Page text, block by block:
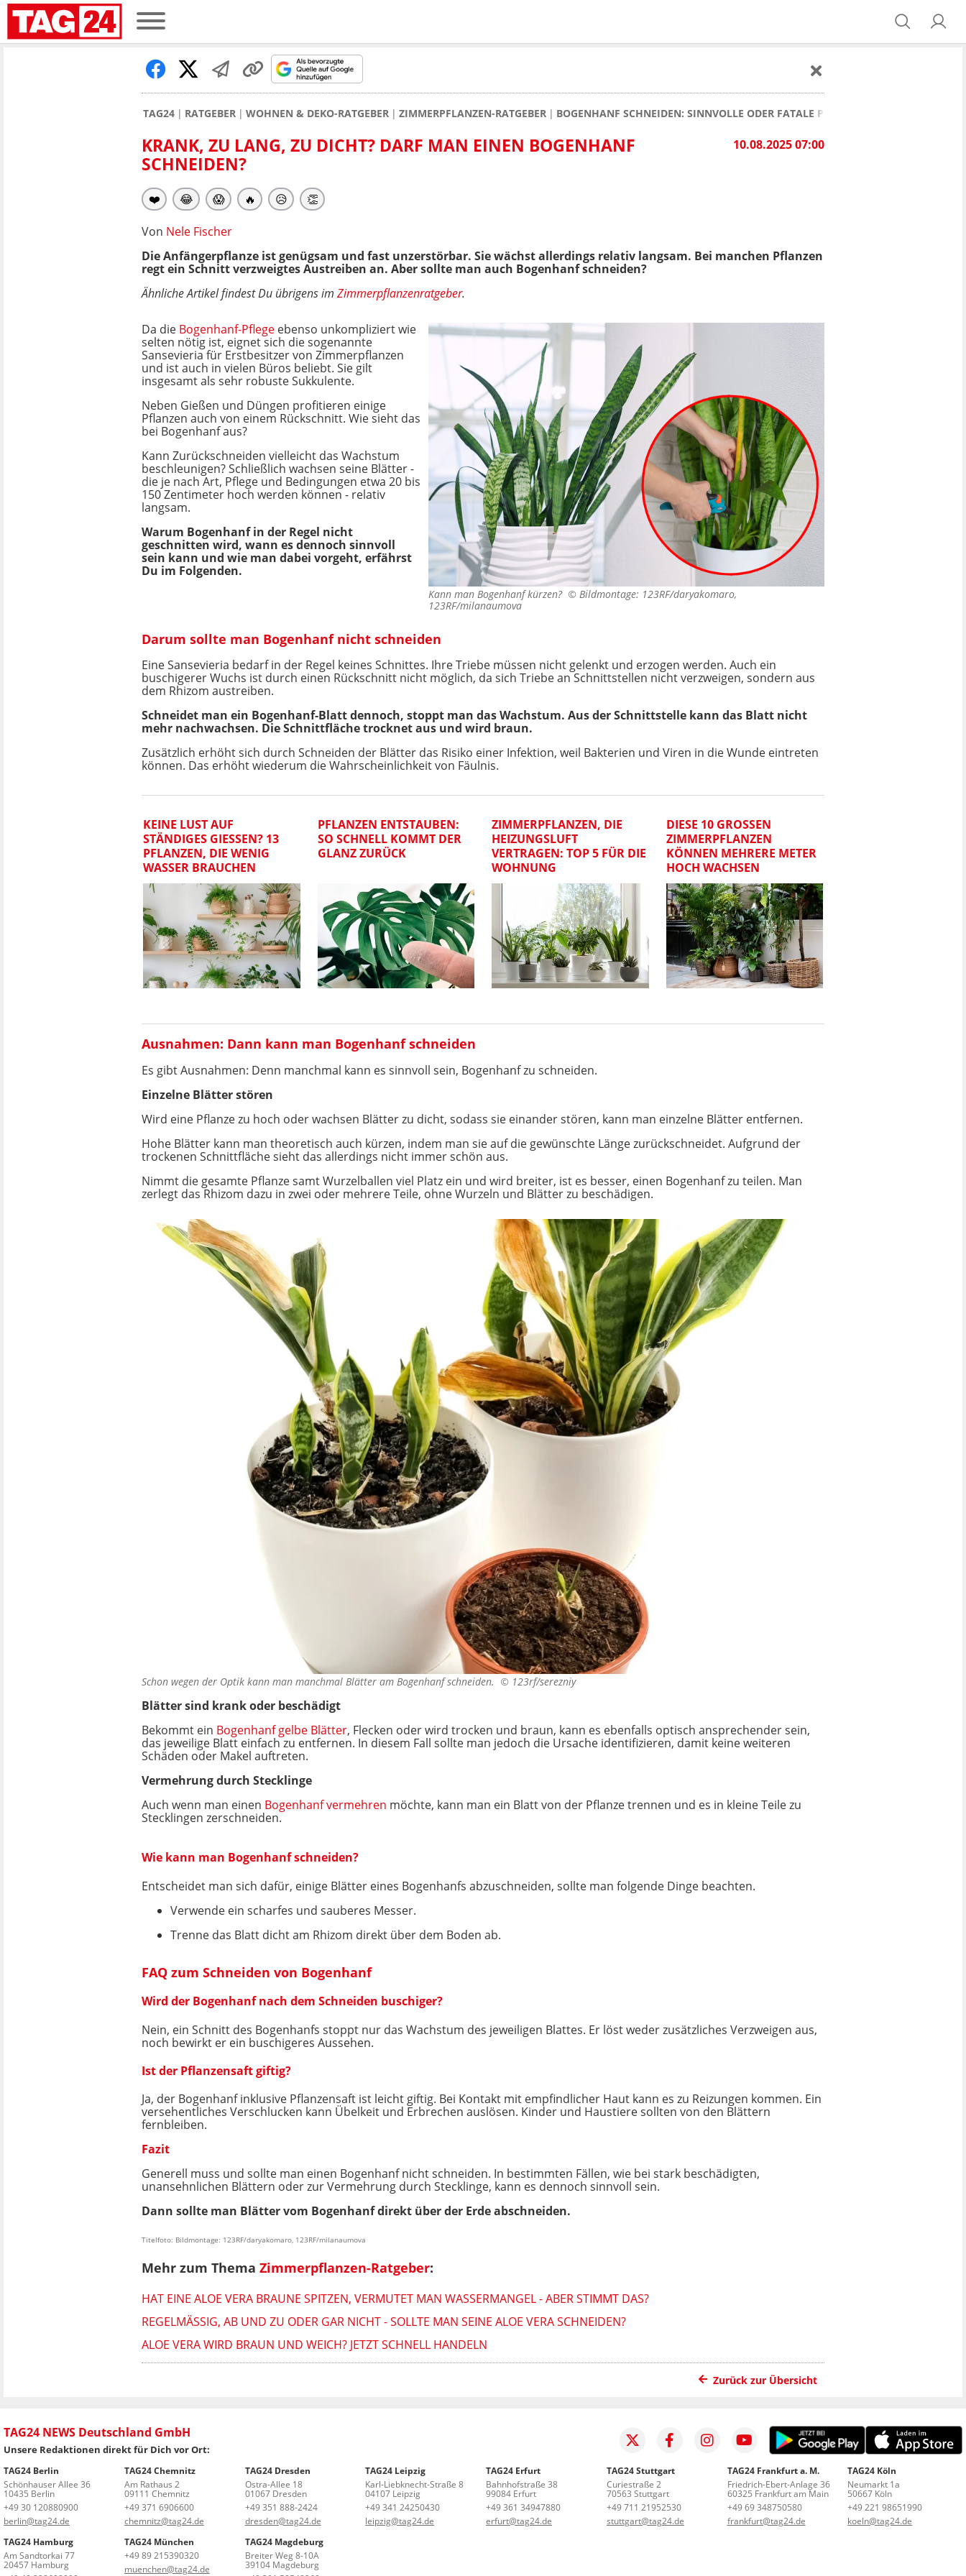
TAG24 RATGEBER WOHNEN & DEKO-RATGEBER ZIMMERPFLANZEN-RATGEBER BOGENHANF SCHNEIDEN: SINNVOLLE ODER FATALE PFLEGEMASSNAHME?
10.08.2025 07:00
KRANK, ZU LANG, ZU DICHT? DARF MAN EINEN BOGENHANF
SCHNEIDEN?
❤️ 😂 😱 🔥 😥 👏
Von Nele Fischer
Die Anfängerpflanze ist genügsam und fast unzerstörbar. Sie wächst allerdings relativ langsam. Bei manchen Pflanzen
regt ein Schnitt verzweigtes Austreiben an. Aber sollte man auch Bogenhanf schneiden?
Ähnliche Artikel findest Du übrigens im Zimmerpflanzenratgeber.
Kann man Bogenhanf kürzen? © Bildmontage: 123RF/daryakomaro,
123RF/milanaumova
Da die Bogenhanf-Pflege ebenso unkompliziert wie
selten nötig ist, eignet sich die sogenannte
Sansevieria für Erstbesitzer von Zimmerpflanzen
und ist auch in vielen Büros beliebt. Sie gilt
insgesamt als sehr robuste Sukkulente.
Neben Gießen und Düngen profitieren einige
Pflanzen auch von einem Rückschnitt. Wie sieht das
bei Bogenhanf aus?
Kann Zurückschneiden vielleicht das Wachstum
beschleunigen? Schließlich wachsen seine Blätter -
die je nach Art, Pflege und Bedingungen etwa 20 bis
150 Zentimeter hoch werden können - relativ
langsam.
Warum Bogenhanf in der Regel nicht
geschnitten wird, wann es dennoch sinnvoll
sein kann und wie man dabei vorgeht, erfährst
Du im Folgenden.
Darum sollte man Bogenhanf nicht schneiden
Eine Sansevieria bedarf in der Regel keines Schnittes. Ihre Triebe müssen nicht gelenkt und erzogen werden. Auch ein
buschigerer Wuchs ist durch einen Rückschnitt nicht möglich, da sich Triebe an Schnittstellen nicht verzweigen, sondern aus
dem Rhizom austreiben.
Schneidet man ein Bogenhanf-Blatt dennoch, stoppt man das Wachstum. Aus der Schnittstelle kann das Blatt nicht
mehr nachwachsen. Die Schnittfläche trocknet aus und wird braun.
Zusätzlich erhöht sich durch Schneiden der Blätter das Risiko einer Infektion, weil Bakterien und Viren in die Wunde eintreten
können. Das erhöht wiederum die Wahrscheinlichkeit von Fäulnis.
KEINE LUST AUF
STÄNDIGES GIESSEN? 13 P
FLANZEN, DIE WENIG W
ASSER BRAUCHEN
PFLANZEN ENTSTAUBEN:
SO SCHNELL KOMMT DER
GLANZ ZURÜCK
ZIMMERPFLANZEN, DIE
HEIZUNGSLUFT
VERTRAGEN: TOP 5 FÜR DIE
WOHNUNG
DIESE 10 GROSSEN Z
IMMERPFLANZEN K
ÖNNEN MEHRERE METER H
OCH WACHSEN
Ausnahmen: Dann kann man Bogenhanf schneiden
Es gibt Ausnahmen: Denn manchmal kann es sinnvoll sein, Bogenhanf zu schneiden.
Einzelne Blätter stören
Wird eine Pflanze zu hoch oder wachsen Blätter zu dicht, sodass sie einander stören, kann man einzelne Blätter entfernen.
Hohe Blätter kann man theoretisch auch kürzen, indem man sie auf die gewünschte Länge zurückschneidet. Aufgrund der
trockenen Schnittfläche sieht das allerdings nicht immer schön aus.
Nimmt die gesamte Pflanze samt Wurzelballen viel Platz ein und wird breiter, ist es besser, einen Bogenhanf zu teilen. Man
zerlegt das Rhizom dazu in zwei oder mehrere Teile, ohne Wurzeln und Blätter zu beschädigen.
Schon wegen der Optik kann man manchmal Blätter am Bogenhanf schneiden. © 123rf/serezniy
Blätter sind krank oder beschädigt
Bekommt ein Bogenhanf gelbe Blätter, Flecken oder wird trocken und braun, kann es ebenfalls optisch ansprechender sein,
das jeweilige Blatt einfach zu entfernen. In diesem Fall sollte man jedoch die Ursache identifizieren, damit keine weiteren
Schäden oder Makel auftreten.
Vermehrung durch Stecklinge
Auch wenn man einen Bogenhanf vermehren möchte, kann man ein Blatt von der Pflanze trennen und es in kleine Teile zu
Stecklingen zerschneiden.
Wie kann man Bogenhanf schneiden?
Entscheidet man sich dafür, einige Blätter eines Bogenhanfs abzuschneiden, sollte man folgende Dinge beachten.
Verwende ein scharfes und sauberes Messer.
Trenne das Blatt dicht am Rhizom direkt über dem Boden ab.
FAQ zum Schneiden von Bogenhanf
Wird der Bogenhanf nach dem Schneiden buschiger?
Nein, ein Schnitt des Bogenhanfs stoppt nur das Wachstum des jeweiligen Blattes. Er löst weder zusätzliches Verzweigen aus,
noch bewirkt er ein buschigeres Aussehen.
Ist der Pflanzensaft giftig?
Ja, der Bogenhanf inklusive Pflanzensaft ist leicht giftig. Bei Kontakt mit empfindlicher Haut kann es zu Reizungen kommen. Ein
versehentliches Verschlucken kann Übelkeit und Erbrechen auslösen. Kinder und Haustiere sollten von den Blättern
fernbleiben.
Fazit
Generell muss und sollte man einen Bogenhanf nicht schneiden. In bestimmten Fällen, wie bei stark beschädigten,
unansehnlichen Blättern oder zur Vermehrung durch Stecklinge, kann es dennoch sinnvoll sein.
Dann sollte man Blätter vom Bogenhanf direkt über der Erde abschneiden.
Titelfoto: Bildmontage: 123RF/daryakomaro, 123RF/milanaumova
Mehr zum Thema Zimmerpflanzen-Ratgeber:
HAT EINE ALOE VERA BRAUNE SPITZEN, VERMUTET MAN WASSERMANGEL - ABER STIMMT DAS?
REGELMÄSSIG, AB UND ZU ODER GAR NICHT - SOLLTE MAN SEINE ALOE VERA SCHNEIDEN?
ALOE VERA WIRD BRAUN UND WEICH? JETZT SCHNELL HANDELN
Zurück zur Übersicht
TAG24 NEWS Deutschland GmbH
Unsere Redaktionen direkt für Dich vor Ort:
TAG24 Berlin
Schönhauser Allee 36
10435 Berlin
+49 30 120880900
berlin@tag24.de
TAG24 Chemnitz
Am Rathaus 2
09111 Chemnitz
+49 371 6906600
chemnitz@tag24.de
TAG24 Dresden
Ostra-Allee 18
01067 Dresden
+49 351 888-2424
dresden@tag24.de
TAG24 Leipzig
Karl-Liebknecht-Straße 8
04107 Leipzig
+49 341 24250430
leipzig@tag24.de
TAG24 Erfurt
Bahnhofstraße 38
99084 Erfurt
+49 361 34947880
erfurt@tag24.de
TAG24 Stuttgart
Curiestraße 2
70563 Stuttgart
+49 711 21952530
stuttgart@tag24.de
TAG24 Frankfurt a. M.
Friedrich-Ebert-Anlage 36
60325 Frankfurt am Main
+49 69 348750580
frankfurt@tag24.de
TAG24 Köln
Neumarkt 1a
50667 Köln
+49 221 98651990
koeln@tag24.de
TAG24 Hamburg
Am Sandtorkai 77
20457 Hamburg
TAG24 München
+49 89 215390320
muenchen@tag24.de
TAG24 Magdeburg
Breiter Weg 8-10A
39104 Magdeburg